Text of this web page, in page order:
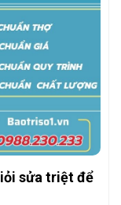
sửa triệt để